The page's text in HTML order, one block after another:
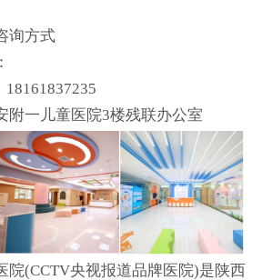
询方式
18161837235
附一儿童医院3楼残联办公室
院(CCTV央视报道品牌医院)是陕西